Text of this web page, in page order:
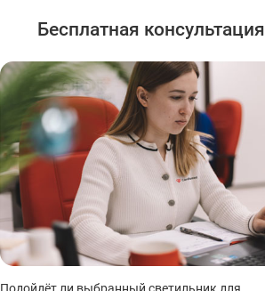
Бесплатная консультация